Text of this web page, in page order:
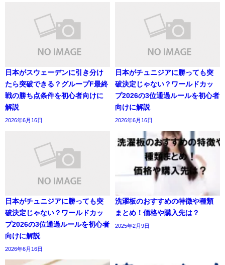
日本がスウェーデンに引き分け
たら突破できる？グループF最終
戦の勝ち点条件を初心者向けに
解説
2026年6月16日
日本がチュニジアに勝っても突
破決定じゃない？ワールドカッ
プ2026の3位通過ルールを初心者
向けに解説
2026年6月16日
日本がチュニジアに勝っても突
破決定じゃない？ワールドカッ
プ2026の3位通過ルールを初心者
向けに解説
2026年6月16日
洗濯板のおすすめの特徴や種類
まとめ！価格や購入先は？
2025年2月9日